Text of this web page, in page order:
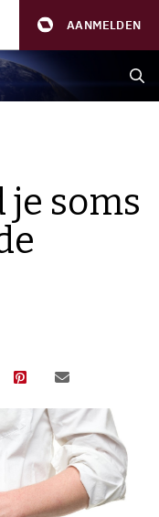
AANMELDEN
soms